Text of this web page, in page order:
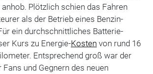
Plötzlich schien das Fahren
als der Betrieb eines Benzin-
ein durchschnittliches Batterie-
Kurs zu Energie-Kosten von rund 16
Entsprechend groß war der
und Gegnern des neuen